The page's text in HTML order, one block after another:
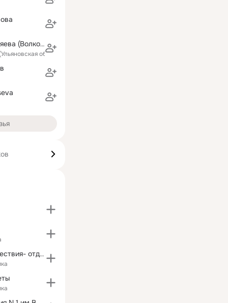
Анастасия Беляева (Волкова)
область)
Туризм, путешествия- отдыхай красиво!